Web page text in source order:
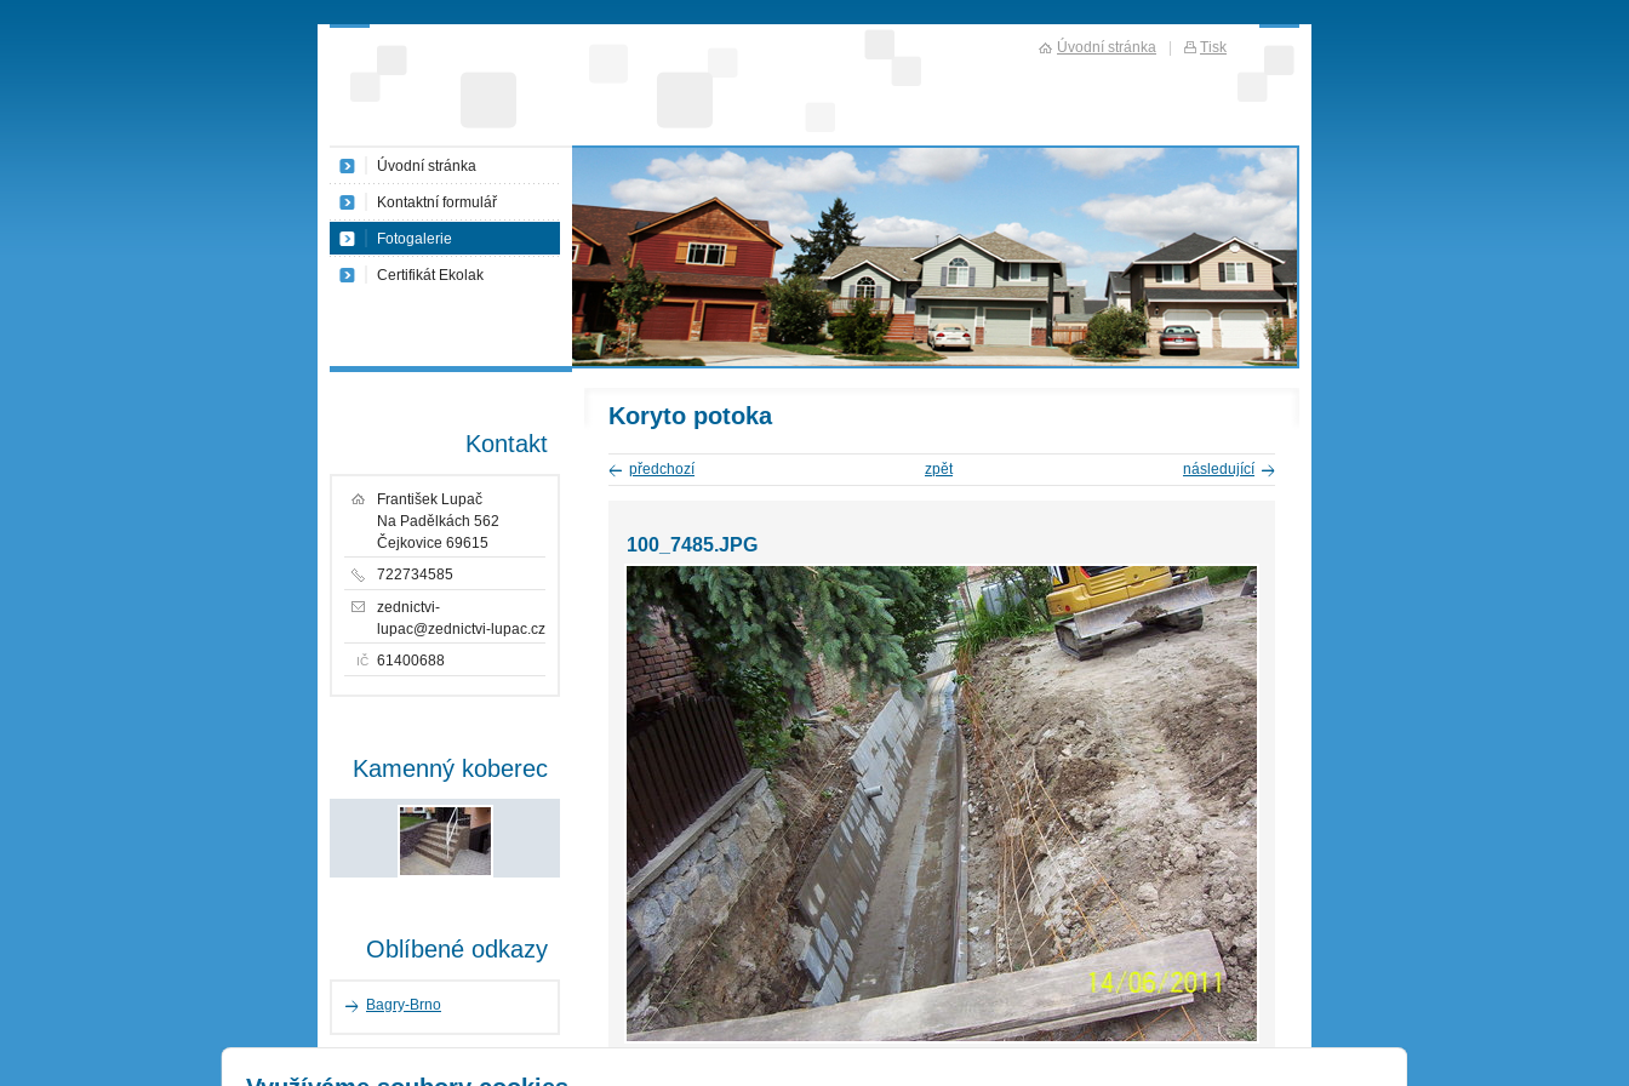
Koryto potoka
předchozí následující
zpět
100_7485.JPG
Úvodní stránka
Kontaktní formulář
Fotogalerie
Certifikát Ekolak
Kontakt
František Lupač
Na Padělkách 562
Čejkovice 69615
722734585
zednictvi-
lupac@zednictvi-lupac.cz
IČ 61400688
Kamenný koberec
Oblíbené odkazy
Bagry-Brno
Úvodní stránka Tisk